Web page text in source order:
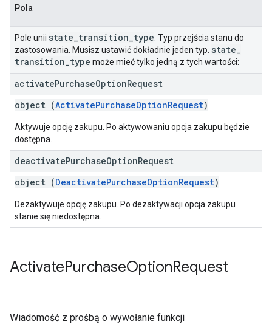
Pola
Pole unii state transition type . Typ przejścia stanu do
zastosowania. Musisz ustawić dokładnie jeden typ. state
transition type może mieć tylko jedną z tych wartości:
activatePurchaseOptionRequest
object (ActivatePurchaseOptionRequest)
Aktywuje opcję zakupu. Po aktywowaniu opcja zakupu będzie
dostępna.
deactivatePurchaseOptionRequest
object (DeactivatePurchaseOptionRequest)
Dezaktywuje opcję zakupu. Po dezaktywacji opcja zakupu
stanie się niedostępna.
ActivatePurchaseOptionRequest
Wiadomość z prośbą o wywołanie funkcji